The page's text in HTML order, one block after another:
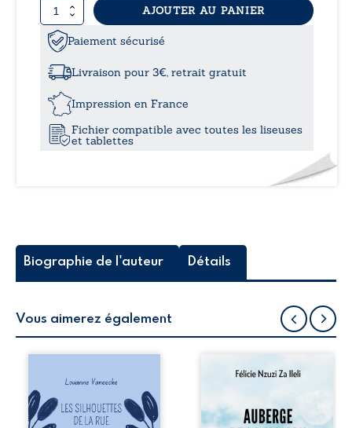
quantité
de
Ma
Guerre
De
49
AJOUTER AU PANIER
Paiement sécurisé
Livraison pour 3€, retrait gratuit
Impression en France
Fichier compatible avec toutes les liseuses
et tablettes
Biographie de l'auteur Détails
Vous aimerez également
la rue donne la
parole à six
personnages
ordinaires,
Auberge de la
récit-témoignage
consacré au